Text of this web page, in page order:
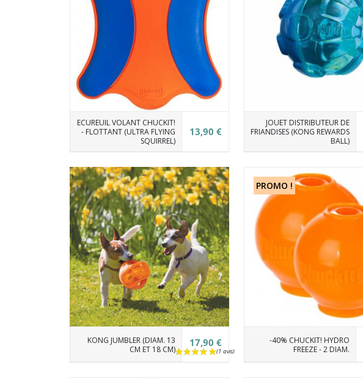
ECUREUIL VOLANT CHUCKIT!
- FLOTTANT (ULTRA FLYING
SQUIRREL)
13,90 €
JOUET DISTRIBUTEUR DE
FRIANDISES (KONG REWARDS
BALL)
KONG JUMBLER (DIAM. 13
CM ET 18 CM)
17,90 €
PROMO !
-40% CHUCKIT! HYDRO
FREEZE - 2 DIAM.